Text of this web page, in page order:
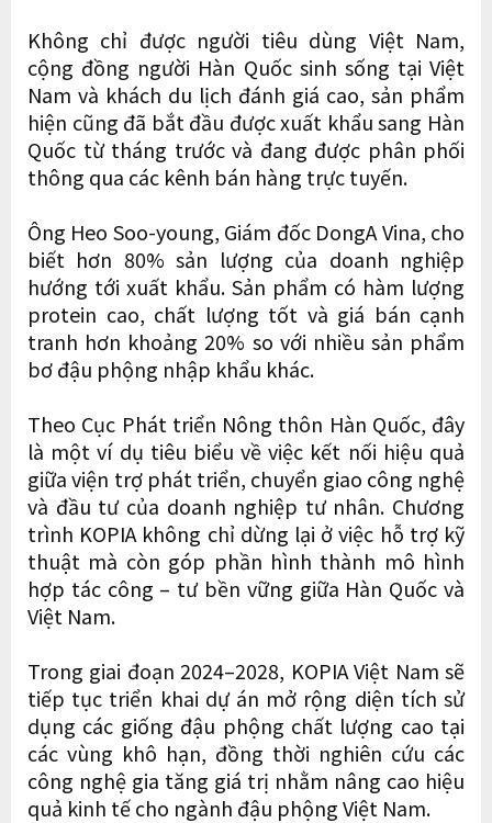
Không chỉ được người tiêu dùng Việt Nam,
cộng đồng người Hàn Quốc sinh sống tại Việt
Nam và khách du lịch đánh giá cao, sản phẩm
hiện cũng đã bắt đầu được xuất khẩu sang Hàn
Quốc từ tháng trước và đang được phân phối
thông qua các kênh bán hàng trực tuyến.
Ông Heo Soo-young, Giám đốc DongA Vina, cho
biết hơn 80% sản lượng của doanh nghiệp
hướng tới xuất khẩu. Sản phẩm có hàm lượng
protein cao, chất lượng tốt và giá bán cạnh
tranh hơn khoảng 20% so với nhiều sản phẩm
bơ đậu phộng nhập khẩu khác.
Theo Cục Phát triển Nông thôn Hàn Quốc, đây
là một ví dụ tiêu biểu về việc kết nối hiệu quả
giữa viện trợ phát triển, chuyển giao công nghệ
và đầu tư của doanh nghiệp tư nhân. Chương
trình KOPIA không chỉ dừng lại ở việc hỗ trợ kỹ
thuật mà còn góp phần hình thành mô hình
hợp tác công – tư bền vững giữa Hàn Quốc và
Việt Nam.
Trong giai đoạn 2024–2028, KOPIA Việt Nam sẽ
tiếp tục triển khai dự án mở rộng diện tích sử
dụng các giống đậu phộng chất lượng cao tại
các vùng khô hạn, đồng thời nghiên cứu các
công nghệ gia tăng giá trị nhằm nâng cao hiệu
quả kinh tế cho ngành đậu phộng Việt Nam.